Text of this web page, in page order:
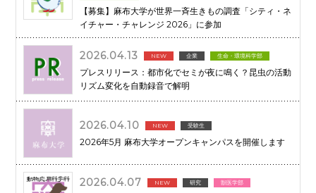
【募集】麻布大学が世界一斉生きもの調査「シティ・ネ
イチャー・チャレンジ 2026」に参加
2026.04.13 NEW 企業 生命・環境科学部
プレスリリース：都市化でセミが夜に鳴く？昆虫の活動
リズム変化を自動録音で解明
2026.04.10 NEW 受験生
2026年5月 麻布大学オープンキャンパスを開催します
2026.04.07 NEW 研究 獣医学部